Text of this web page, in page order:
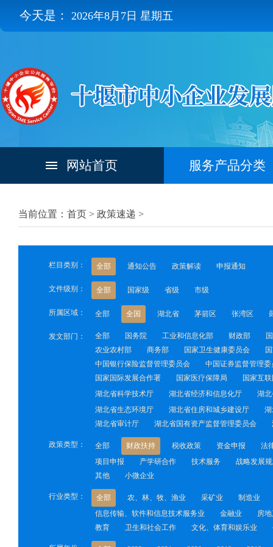
今天是： 2026年8月7日 星期五
网站首页 服务产品分类
当前位置：首页 > 政策速递 >
栏目类别： 全部 通知公告 政策解读 申报通知
文件级别： 全部 国家级 省级 市级
所属区域： 全部 全国 湖北省 茅箭区 张湾区
发文部门： 全部 国务院 工业和信息化部 财政部
农业农村部
商务部 国家卫生健康委员会
中国银行保险监督管理委员会
中国证券监督管理委
国家国际发展合作署
国家医疗保障局
国家互
湖北省科学技术厅
湖北省经济和信息化厅
湖
湖北省生态环境厅
湖北省住房和城乡建设厅
湖北省审计厅
湖北省国有资产监督管理委员会
政策类型： 全部 财政扶持 税收政策 资金申报
法
项目申报
产学研合作 技术服务
战略发展
其他
小微企业
行业类型： 全部 农、林、牧、渔业 采矿业
制造业
信息传输、软件和信息技术服务业
金融业
房
教育
卫生和社会工作 文化、体育和娱乐业